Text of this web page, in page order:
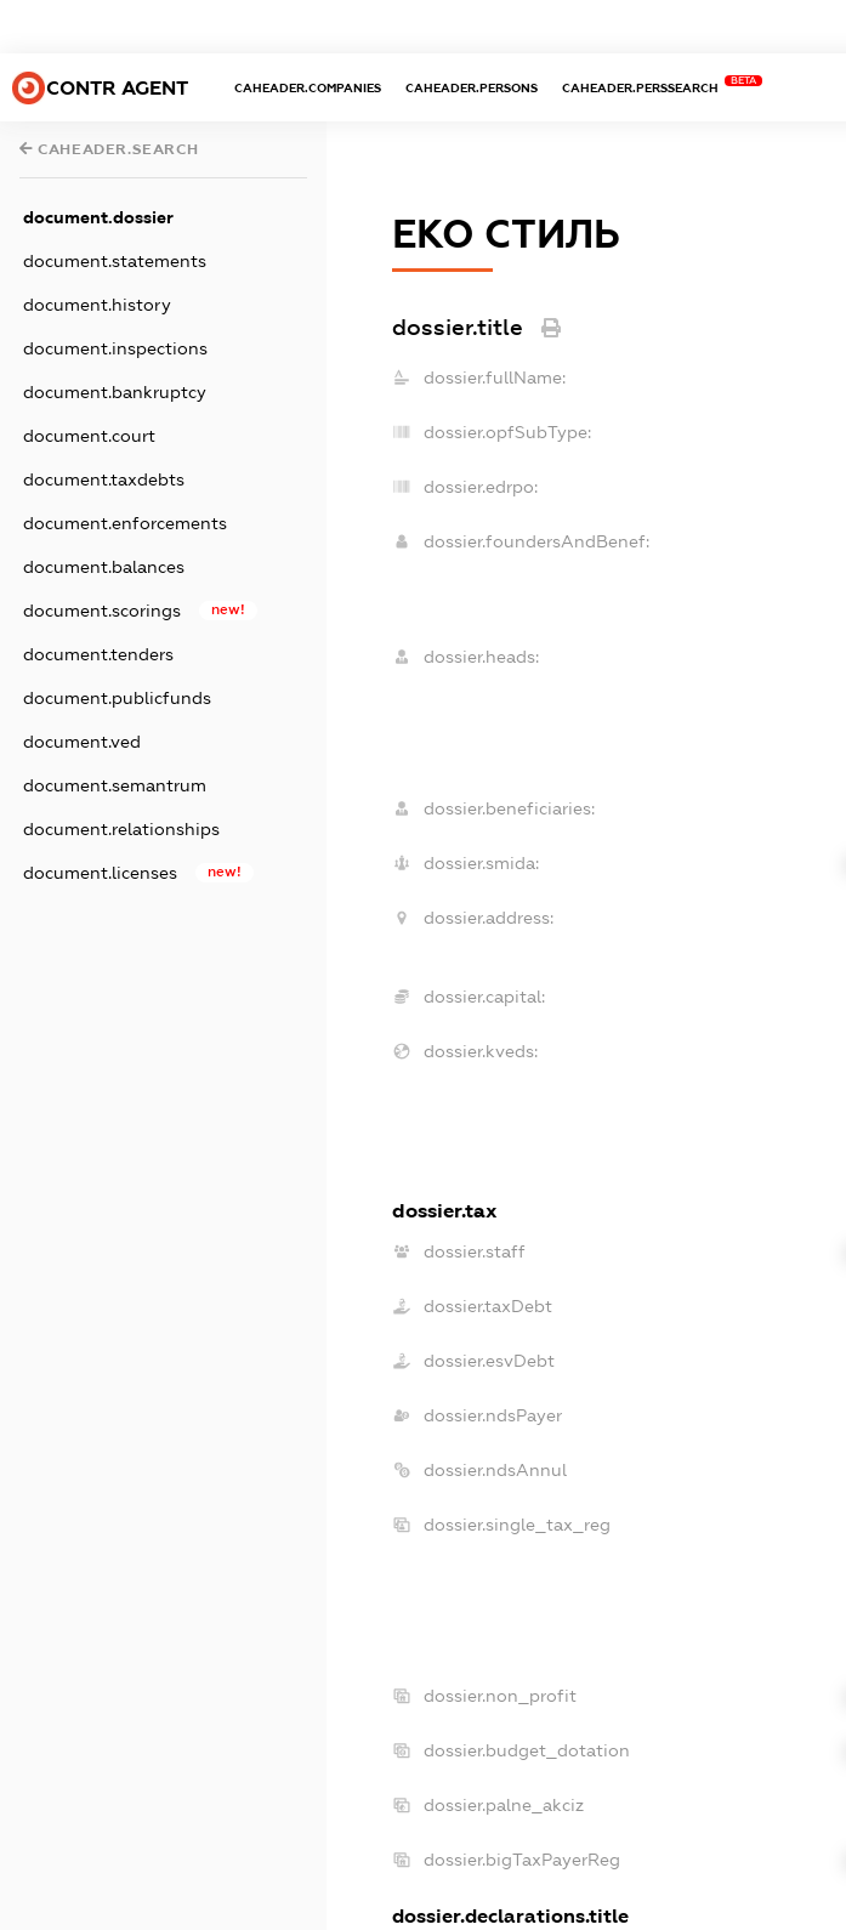
CONTR AGENT CAHEADER.COMPANIES CAHEADER.PERSONS CAHEADER.PERSSEARCH
BETA
CAHEADER.SEARCH
document.dossier
document.statements
document.history
document.inspections
document.bankruptcy
document.court
document.taxdebts
document.enforcements
document.balances
document.scorings new!
document.tenders
document.publicfunds
document.ved
document.semantrum
document.relationships
document.licenses new!
ЕКО СТИЛЬ
dossier.title
dossier.fullName:
dossier.opfSubType:
dossier.edrpo:
dossier.foundersAndBenef:
dossier.heads:
dossier.beneficiaries:
dossier.smida:
dossier.address:
dossier.capital:
dossier.kveds:
dossier.tax
dossier.staff
dossier.taxDebt
dossier.esvDebt
dossier.ndsPayer
dossier.ndsAnnul
dossier.single_tax_reg
dossier.non_profit
dossier.budget_dotation
dossier.palne_akciz
dossier.bigTaxPayerReg
dossier.declarations.title